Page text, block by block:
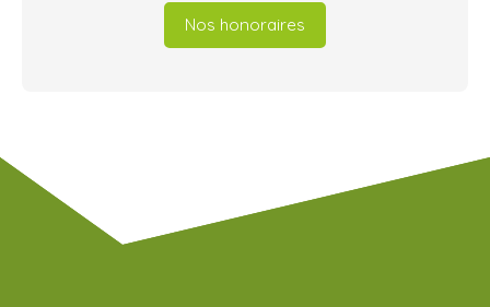
Nos honoraires